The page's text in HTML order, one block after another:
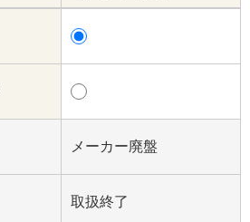
メーカー廃盤
取扱終了